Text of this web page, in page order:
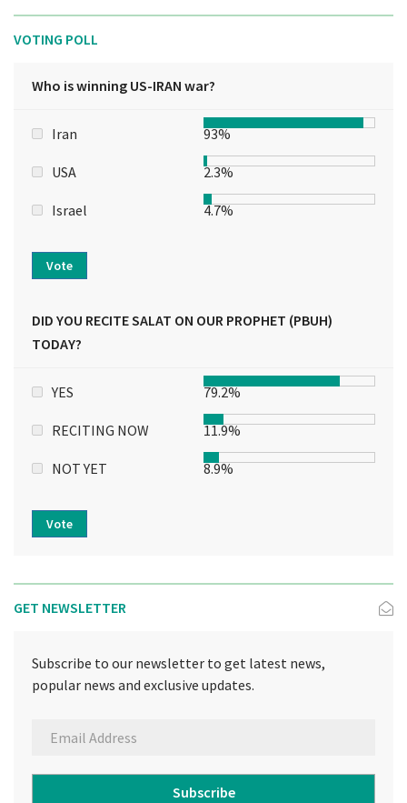
VOTING POLL
Who is winning US-IRAN war?
Iran 93%
USA 2.3%
Israel 4.7%
Vote
DID YOU RECITE SALAT ON OUR PROPHET (PBUH)
TODAY?
YES 79.2%
RECITING NOW 11.9%
NOT YET 8.9%
Vote
GET NEWSLETTER
Subscribe to our newsletter to get latest news,
popular news and exclusive updates.
Subscribe